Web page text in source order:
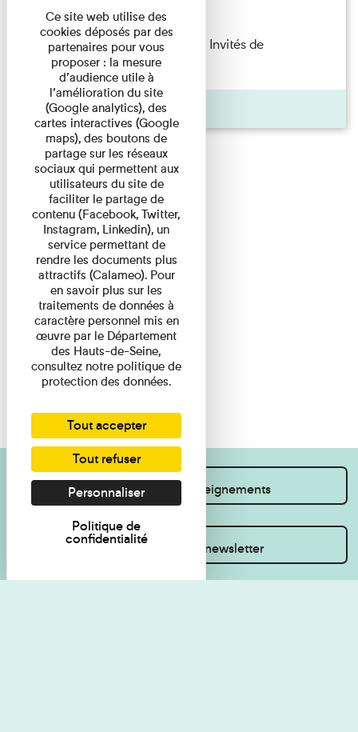
Lecture
Fanny Taillandier – Foudres Les Invités de
l’Imprimerie n°6 Lecture ...
Pages
Je souhaite des renseignements
Inscrivez-vous à la newsletter
Ce site web utilise des
cookies déposés par des
partenaires pour vous
proposer : la mesure
d’audience utile à
l’amélioration du site
(Google analytics), des
cartes interactives (Google
maps), des boutons de
partage sur les réseaux
sociaux qui permettent aux
utilisateurs du site de
faciliter le partage de
contenu (Facebook, Twitter,
Instagram, Linkedin), un
service permettant de
rendre les documents plus
attractifs (Calameo). Pour
en savoir plus sur les
traitements de données à
caractère personnel mis en
œuvre par le Département
des Hauts-de-Seine,
consultez notre politique de
protection des données.
Tout accepter
Tout refuser
Personnaliser
Politique de
confidentialité